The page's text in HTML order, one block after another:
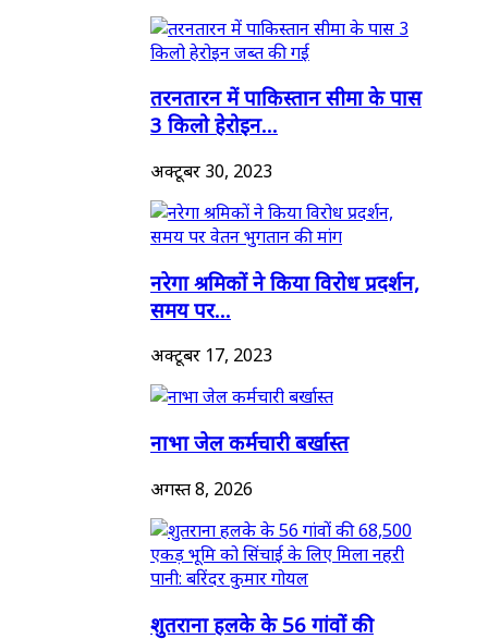
तरनतारन में पाकिस्तान सीमा के पास
3 किलो हेरोइन...
अक्टूबर 30, 2023
नरेगा श्रमिकों ने किया विरोध प्रदर्शन,
समय पर...
अक्टूबर 17, 2023
नाभा जेल कर्मचारी बर्खास्त
अगस्त 8, 2026
शुतराना हलके के 56 गांवों की